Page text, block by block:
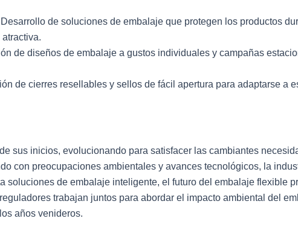
Desarrollo de soluciones de embalaje que protegen los productos
de diseños de embalaje a gustos individuales y campañas
de cierres resellables y sellos de fácil apertura para adaptarse a
sus inicios, evolucionando para satisfacer las cambiantes
con preocupaciones ambientales y avances tecnológicos, la
soluciones de embalaje inteligente, el futuro del embalaje flexible
trabajan juntos para abordar el impacto ambiental del
años venideros.